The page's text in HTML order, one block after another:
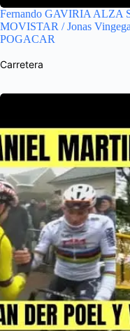
Fernando GAVIRIA ALZA
MOVISTAR / Jonas
POGACAR
Carretera